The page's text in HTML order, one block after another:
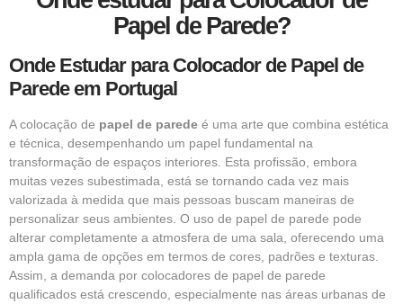
Papel de Parede?
Onde Estudar para Colocador de Papel de
Parede em Portugal
A colocação de papel de parede é uma arte que combina estética
e técnica, desempenhando um papel fundamental na
transformação de espaços interiores. Esta profissão, embora
muitas vezes subestimada, está se tornando cada vez mais
valorizada à medida que mais pessoas buscam maneiras de
personalizar seus ambientes. O uso de papel de parede pode
alterar completamente a atmosfera de uma sala, oferecendo uma
ampla gama de opções em termos de cores, padrões e texturas.
Assim, a demanda por colocadores de papel de parede
qualificados está crescendo, especialmente nas áreas urbanas de